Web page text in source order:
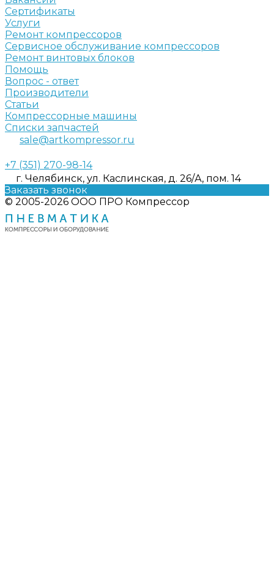
Сертификаты
Услуги
Ремонт компрессоров
Сервисное обслуживание компрессоров
Ремонт винтовых блоков
Помощь
Вопрос - ответ
Производители
Статьи
Компрессорные машины
Списки запчастей
sale@artkompressor.ru
+7 (351) 270-98-14
г. Челябинск, ул. Каслинская, д. 26/А, пом. 14
Заказать звонок
© 2005-2026 ООО ПРО Компрессор